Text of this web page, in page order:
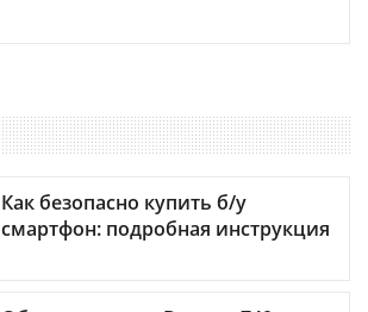
Как безопасно купить б/у
смартфон: подробная инструкция